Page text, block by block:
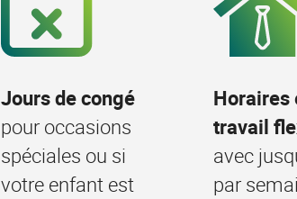
Jours de congé
pour occasions
spéciales ou si
votre enfant est
Horaires
travail
avec
par